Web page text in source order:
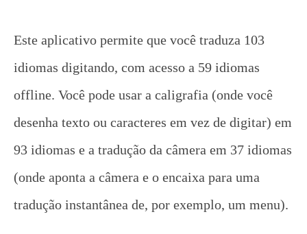
Este aplicativo permite que você traduza 103
idiomas digitando, com acesso a 59 idiomas
offline. Você pode usar a caligrafia (onde você
desenha texto ou caracteres em vez de digitar) em
93 idiomas e a tradução da câmera em 37 idiomas
(onde aponta a câmera e o encaixa para uma
tradução instantânea de, por exemplo, um menu).